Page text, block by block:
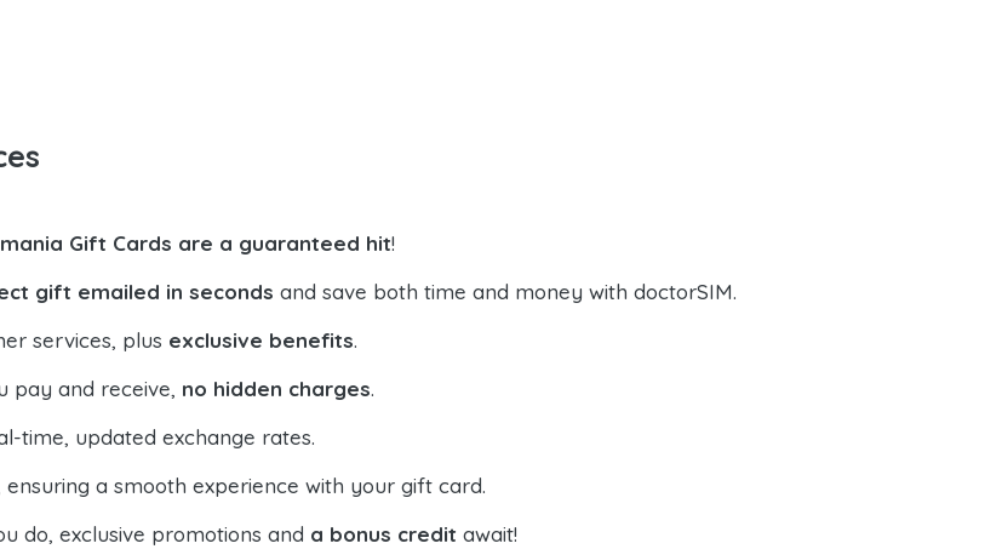
Gift Cards are a guaranteed hit!
gift emailed in seconds and save both time and money with doctorSIM.
services, plus exclusive benefits.
pay and receive, no hidden charges.
time, updated exchange rates.
ensuring a smooth experience with your gift card.
do, exclusive promotions and a bonus credit await!